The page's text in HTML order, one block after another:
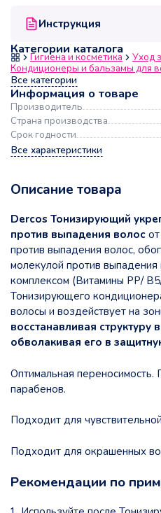
Инструкция
Категории каталога
Гигиена и косметика
Уход
Кондиционеры и бальзамы для
Все категории
Информация о товаре
Производитель
Страна производства
Срок годности
Все характеристики
Описание товара
Dercos Тонизирующий
против выпадения волос от
против выпадения волос,
молекулой против
комплексом (Витамины РР/
Тонизирующего
волосы и воздействует на
восстанавливая структуру
обволакивая его в
Оптимальная переносимость.
парабенов.
Подходит для
Подходит для окрашенных
Рекомендации по